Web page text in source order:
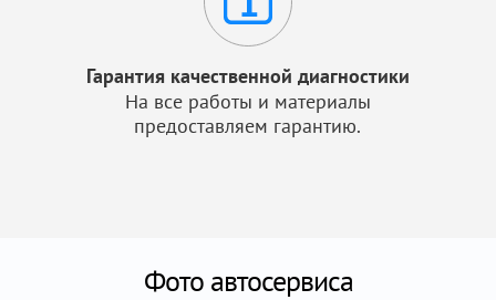
Гарантия качественной диагностики
На все работы и материалы
предоставляем гарантию.
Фото автосервиса